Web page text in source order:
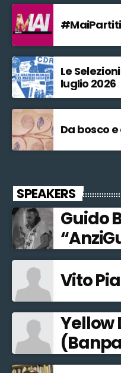
#MaiPartiti
Le
luglio 2026
Da bosco
SPEAKERS
Guido
Vito
Yellow